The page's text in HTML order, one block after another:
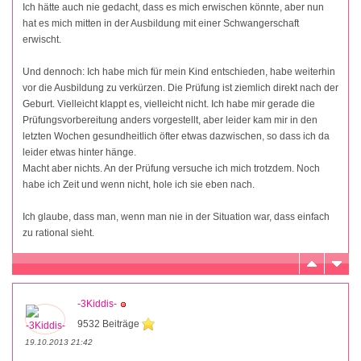
Ich hätte auch nie gedacht, dass es mich erwischen könnte, aber nun
hat es mich mitten in der Ausbildung mit einer Schwangerschaft
erwischt.
Und dennoch: Ich habe mich für mein Kind entschieden, habe weiterhin
vor die Ausbildung zu verkürzen. Die Prüfung ist ziemlich direkt nach der
Geburt. Vielleicht klappt es, vielleicht nicht. Ich habe mir gerade die
Prüfungsvorbereitung anders vorgestellt, aber leider kam mir in den
letzten Wochen gesundheitlich öfter etwas dazwischen, so dass ich da
leider etwas hinter hänge.
Macht aber nichts. An der Prüfung versuche ich mich trotzdem. Noch
habe ich Zeit und wenn nicht, hole ich sie eben nach.
Ich glaube, dass man, wenn man nie in der Situation war, dass einfach
zu rational sieht.
-3Kiddis-
9532 Beiträge
19.10.2013 21:42